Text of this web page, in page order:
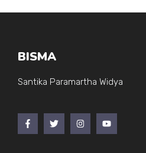
BISMA
Santika Paramartha Widya